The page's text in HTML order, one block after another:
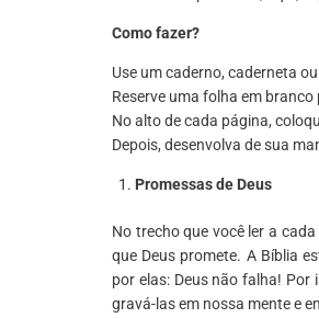
Como fazer?
Use um caderno, caderneta
Reserve uma folha em branco
No alto de cada página,
Depois, desenvolva de sua
Promessas de Deus
No trecho que você ler a
que Deus promete. A Bíblia
por elas: Deus não falha! Por
gravá-las em nossa mente e